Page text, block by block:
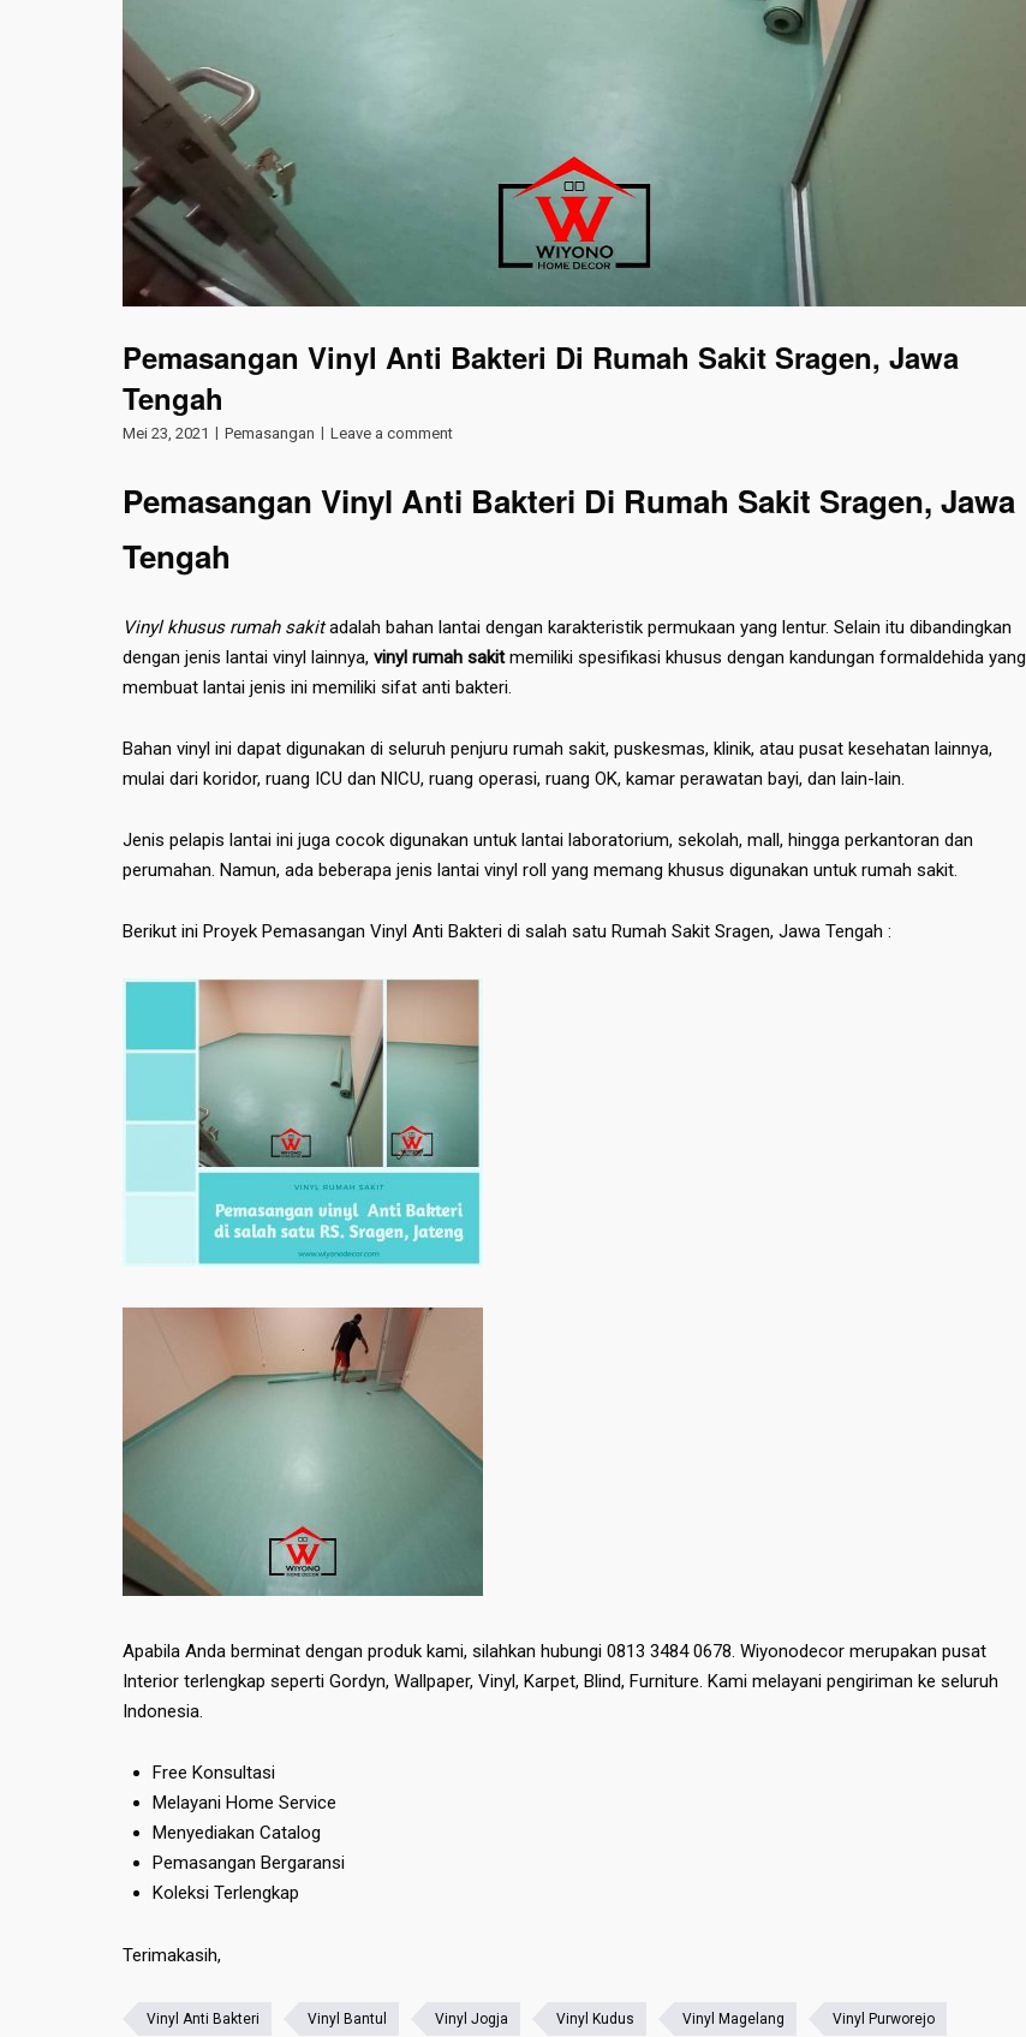
Pemasangan Vinyl Anti Bakteri Di Rumah Sakit Sragen, Jawa
Tengah
Mei 23, 2021 Pemasangan Leave a comment
Pemasangan Vinyl Anti Bakteri Di Rumah Sakit Sragen, Jawa
Tengah
Vinyl khusus rumah sakitadalah bahan lantai dengan karakteristik permukaan yang lentur. Selain itu dibandingkan
dengan jenis lantai vinyl lainnya, vinyl rumah sakitmemiliki spesifikasi khusus dengan kandungan formaldehida yang
membuat lantai jenis ini memiliki sifat anti bakteri.
Bahan vinyl ini dapat digunakan di seluruh penjuru rumah sakit, puskesmas, klinik, atau pusat kesehatan lainnya,
mulai dari koridor, ruang ICU dan NICU, ruang operasi, ruang OK, kamar perawatan bayi, dan lain-lain.
Jenis pelapis lantai ini juga cocok digunakan untuk lantai laboratorium, sekolah, mall, hingga perkantoran dan
perumahan. Namun, ada beberapa jenis lantai vinyl roll yang memang khusus digunakan untuk rumah sakit.
Berikut ini Proyek Pemasangan Vinyl Anti Bakteri di salah satu Rumah Sakit Sragen, Jawa Tengah :
Apabila Anda berminat dengan produk kami, silahkan hubungi 0813 3484 0678. Wiyonodecor merupakan pusat
Interior terlengkap seperti Gordyn, Wallpaper, Vinyl, Karpet, Blind, Furniture. Kami melayani pengiriman ke seluruh
Indonesia.
Free Konsultasi
Melayani Home Service
Menyediakan Catalog
Pemasangan Bergaransi
Koleksi Terlengkap
Terimakasih,
Vinyl Anti Bakteri Vinyl Bantul Vinyl Jogja Vinyl Kudus Vinyl Magelang Vinyl Purworejo